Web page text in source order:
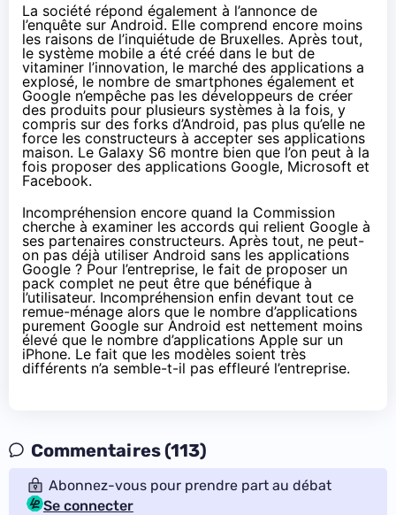
La société répond également à l’annonce de
l’enquête sur Android. Elle comprend encore moins
les raisons de l’inquiétude de Bruxelles. Après tout,
le système mobile a été créé dans le but de
vitaminer l’innovation, le marché des applications a
explosé, le nombre de smartphones également et
Google n’empêche pas les développeurs de créer
des produits pour plusieurs systèmes à la fois, y
compris sur des forks d’Android, pas plus qu’elle ne
force les constructeurs à accepter ses applications
maison. Le Galaxy S6 montre bien que l’on peut à la
fois proposer des applications Google, Microsoft et
Facebook.
Incompréhension encore quand la Commission
cherche à examiner les accords qui relient Google à
ses partenaires constructeurs. Après tout, ne peut-
on pas déjà utiliser Android sans les applications
Google ? Pour l’entreprise, le fait de proposer un
pack complet ne peut être que bénéfique à
l’utilisateur. Incompréhension enfin devant tout ce
remue-ménage alors que le nombre d’applications
purement Google sur Android est nettement moins
élevé que le nombre d’applications Apple sur un
iPhone. Le fait que les modèles soient très
différents n’a semble-t-il pas effleuré l’entreprise.
Commentaires (113)
Abonnez-vous pour prendre part au débat
Se connecter